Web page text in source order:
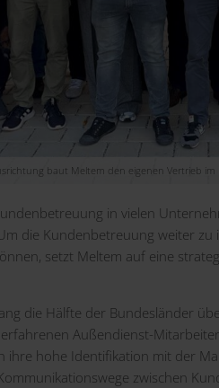
baut Meltem den eigenen Vertrieb
in vielen
die Kundenbetreuung weiter
setzt Meltem auf eine
die Hälfte der Bundesländer
Außendienst-
ihre hohe Identifikation mit der
zwischen